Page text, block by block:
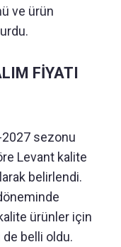
ve ürün
FİYATI
2027 sezonu
Levant kalite
belirlendi.
ürünler için
belli oldu.